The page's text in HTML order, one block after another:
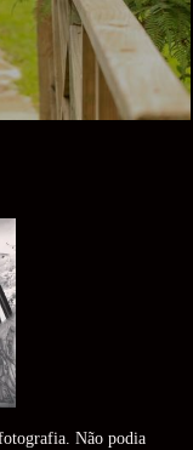
Não podia